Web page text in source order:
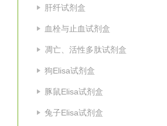
肝纤试剂盒
血栓与止血试剂盒
凋亡、活性多肽试剂盒
狗Elisa试剂盒
豚鼠Elisa试剂盒
兔子Elisa试剂盒